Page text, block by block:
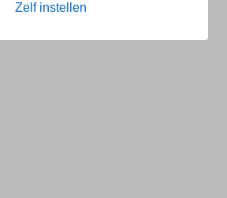
Zelf instellen